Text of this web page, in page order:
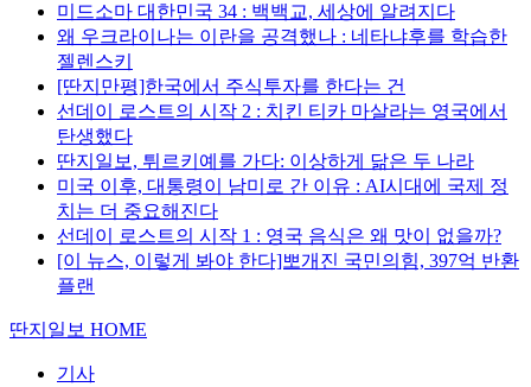
미드소마 대한민국 34 : 백백교, 세상에 알려지다
왜 우크라이나는 이란을 공격했나 : 네타냐후를 학습한
젤렌스키
[딴지만평]한국에서 주식투자를 한다는 건
선데이 로스트의 시작 2 : 치킨 티카 마살라는 영국에서
탄생했다
딴지일보, 튀르키예를 가다: 이상하게 닮은 두 나라
미국 이후, 대통령이 남미로 간 이유 : AI시대에 국제 정
치는 더 중요해진다
선데이 로스트의 시작 1 : 영국 음식은 왜 맛이 없을까?
[이 뉴스, 이렇게 봐야 한다]뽀개진 국민의힘, 397억 반환
플랜
딴지일보 HOME
기사